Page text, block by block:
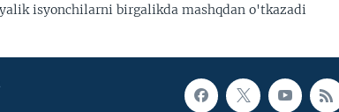
isyonchilarni birgalikda mashqdan o'tkazadi